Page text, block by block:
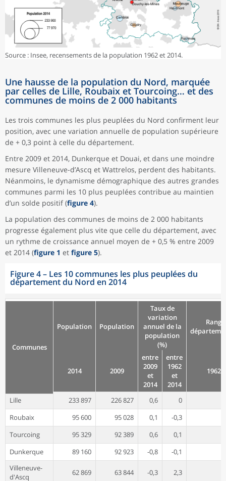
Source : Insee, recensements de la population 1962 et 2014.
Une hausse de la population du Nord, marquée
par celles de Lille, Roubaix et Tourcoing… et des
communes de moins de 2 000 habitants
Les trois communes les plus peuplées du Nord confirment leur
position, avec une variation annuelle de population supérieure
de + 0,3 point à celle du département.
Entre 2009 et 2014, Dunkerque et Douai, et dans une moindre
mesure Villeneuve-d’Ascq et Wattrelos, perdent des habitants.
Néanmoins, le dynamisme démographique des autres grandes
communes parmi les 10 plus peuplées contribue au maintien
d’un solde positif (figure 4).
La population des communes de moins de 2 000 habitants
progresse également plus vite que celle du département, avec
un rythme de croissance annuel moyen de + 0,5 % entre 2009
et 2014 (figure 1 et figure 5).
Figure 4– Les 10 communes les plus peuplées du
département du Nord en 2014
Communes
Population Population
Taux de
variation
annuel de la
population
(%)
Rang
2014 2009
entre
2009
et
2014
entre
1962
et
2014
1962
Lille 233 897 226 827 0,6
0
Roubaix
95 600 95 028 0,1
-0,3
Tourcoing
95 329 92 389 0,6
0,1
Dunkerque
89 160 92 923 -0,8
-0,1
Villeneuve-
d'Ascq
62 869 63 844 -0,3 2,3